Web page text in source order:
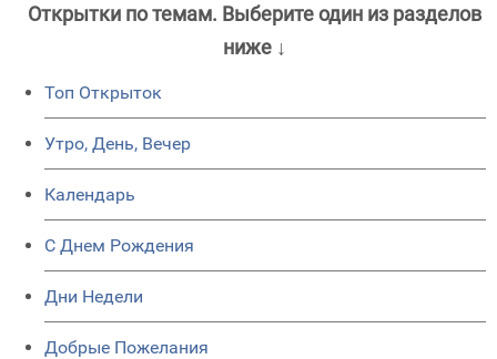
Открытки по темам. Выберите один из разделов
ниже ↓
Топ Открыток
Утро, День, Вечер
Календарь
C Днем Рождения
Дни Недели
Добрые Пожелания